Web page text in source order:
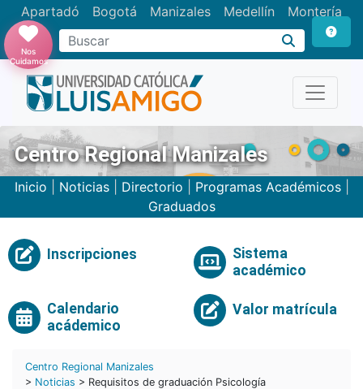
Apartadó Bogotá Manizales Medellín Montería
Nos
Cuidamos
Centro Regional Manizales
Inicio Noticias| Directorio Programas Académicos|
Graduados
Inscripciones
Sistema
académico
Calendario
acádemico
Valor matrícula
Centro Regional Manizales
> Noticias > Requisitos de graduación Psicología